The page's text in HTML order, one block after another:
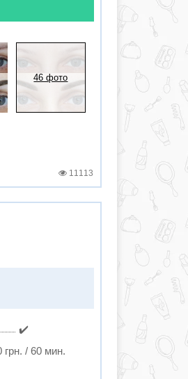
46 фото
11113
✔️
грн. / 60 мин.